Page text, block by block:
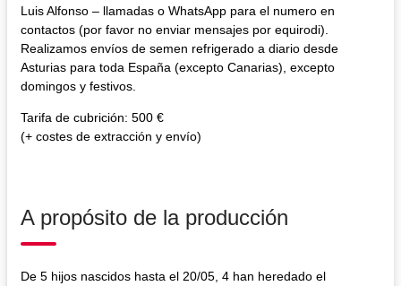
Luis Alfonso – llamadas o WhatsApp para el numero en
contactos (por favor no enviar mensajes por equirodi).
Realizamos envíos de semen refrigerado a diario desde
Asturias para toda España (excepto Canarias), excepto
domingos y festivos.
Tarifa de cubrición: 500 €
(+ costes de extracción y envío)
A propósito de la producción
De 5 hijos nascidos hasta el 20/05, 4 han heredado el